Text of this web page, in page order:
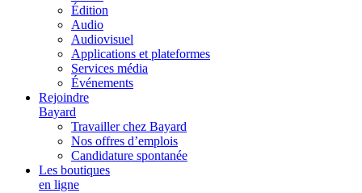
Édition
Audio
Audiovisuel
Applications et plateformes
Services média
Événements
Rejoindre
Bayard
Travailler chez Bayard
Nos offres d’emplois
Candidature spontanée
Les boutiques
en ligne